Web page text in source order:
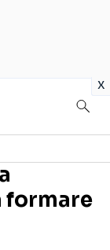
x
formare